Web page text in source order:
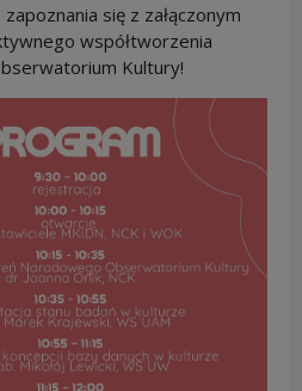
się z załączonym
współtworzenia
Kultury!